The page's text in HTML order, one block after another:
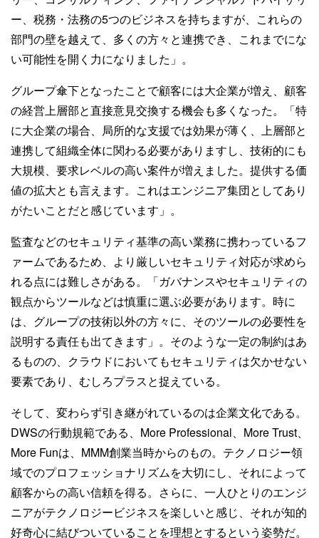
ー、税務・法務の5つのビジネスを持ちますが、これらの
部門の壁を越えて、多くの方々と連携でき、これまでにな
い可能性を開く力になりました」。
グループ傘下となったことで顧客には大企業が増え、顧客
の経営上層部と直接意見交換する機会も多くなった。「特
に大企業の場合、局所的な支援では効果が薄く、上層部と
連携して組織全体に関わる必要がありますし、技術的にも
大規模、要求レベルの高い案件が増えました。提供する価
値の拡大とも言えます。これはエンジニア集団としてあり
がたいことだと感じています」。
監査などのセキュリティ基準の高い業務に携わっているフ
ァームであるため、より厳しいセキュリティ対応が求めら
れる点には難しさがある。「ガバナンスやセキュリティの
観点からツールなどは慎重に選ぶ必要があります。時に
は、グループの技術以外の方々に、そのツールの必要性を
説明する責任も出てきます」。そのような一定の制約はあ
るものの、クラウドにおいてもセキュリティは欠かせない
要素であり、むしろプラスと捉えている。
そして、変わらず引き継がれているのは企業文化である。
DWSの行動規範である、More Professional、More Trust、
More Funは、MMM創業当時からのもの。テクノロジー領
域でのプロフェッショナリズムを大切にし、それによって
顧客からの高い信頼を得る。さらに、一人ひとりのエンジ
ニアがテクノロジービジネスを楽しいと感じ、それが知的
好奇心に結びついていることを理想とするという姿勢だ。